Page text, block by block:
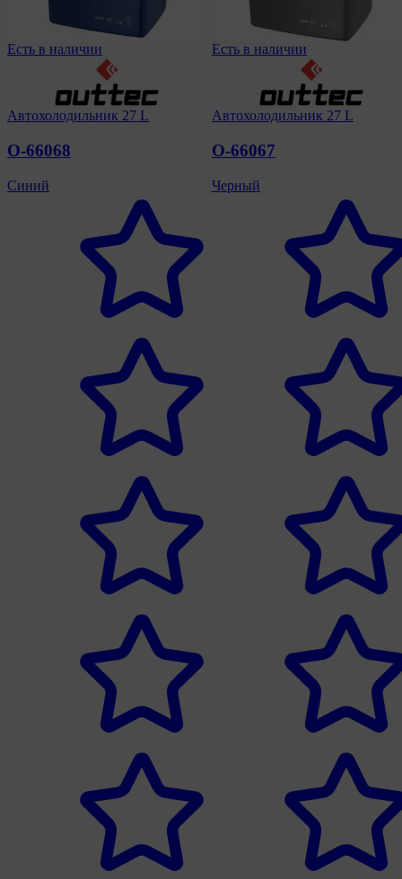
Есть в наличии
Автохолодильник 27 L
O-66068
Синий
Есть в наличии
Автохолодильник 27 L
O-66067
Черный